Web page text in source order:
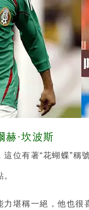
赫·坎波斯
位有著“花蝴蝶”
力堪稱一絕，他也